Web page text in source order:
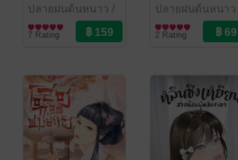
อาภัพแห่ง
หมู่บ้านป่าท้อ
ปลายฝนต้นหนาว /
Thonkao_oo
นิยายรักจีนโบราณ
7 Rating
ปลายฝนต้นหนาว
Thonkao_oo
นิยายรักจีนโบราณ
2 Rating